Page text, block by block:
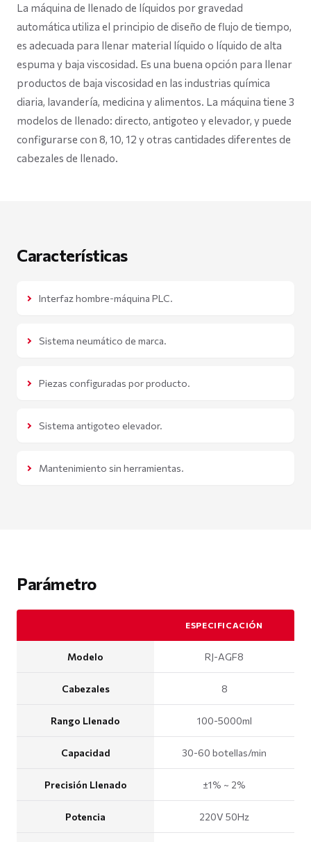
La máquina de llenado de líquidos por gravedad
automática utiliza el principio de diseño de flujo de tiempo,
es adecuada para llenar material líquido o líquido de alta
espuma y baja viscosidad. Es una buena opción para llenar
productos de baja viscosidad en las industrias química
diaria, lavandería, medicina y alimentos. La máquina tiene 3
modelos de llenado: directo, antigoteo y elevador, y puede
configurarse con 8, 10, 12 y otras cantidades diferentes de
cabezales de llenado.
Características
Interfaz hombre-máquina PLC.
Sistema neumático de marca.
Piezas configuradas por producto.
Sistema antigoteo elevador.
Mantenimiento sin herramientas.
Parámetro
ESPECIFICACIÓN
Modelo RJ-AGF8
Cabezales 8
Rango Llenado 100-5000ml
Capacidad 30-60 botellas/min
Precisión Llenado ±1% ~ 2%
Potencia 220V 50Hz